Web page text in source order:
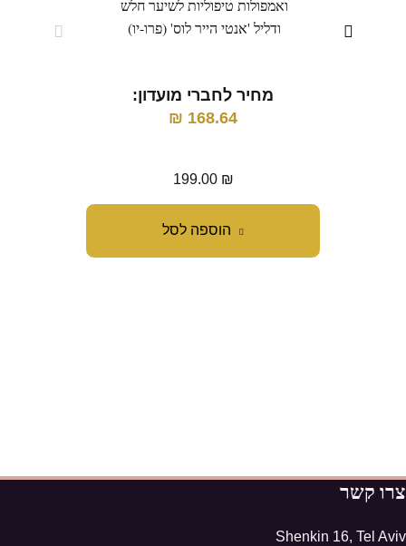
הוספה לסל
ואמפולות טיפוליות לשיער חלש
ודליל 'אנטי הייר לוס' (פרו-יו)
מחיר לחברי מועדון:
168.64
₪
199.00 ₪
צרו קשר
Shenkin 16, Tel Aviv